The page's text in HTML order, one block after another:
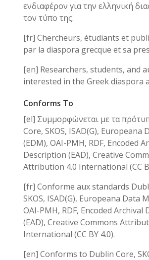
ενδιαφέρον για την ελληνική
τον τύπο της.
[fr] Chercheurs, étudiants et
par la diaspora grecque et sa
[en] Researchers, students, and
interested in the Greek diaspora
Conforms To
[el] Συμμορφώνεται με τα
Core, SKOS, ISAD(G), Europeana
(EDM), OAI-PMH, RDF, Encoded
Description (EAD), Creative
Attribution 4.0 International (CC
[fr] Conforme aux standards
SKOS, ISAD(G), Europeana Data
OAI-PMH, RDF, Encoded Archival
(EAD), Creative Commons
International (CC BY 4.0).
[en] Conforms to Dublin Core,